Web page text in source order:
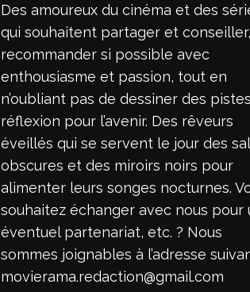
Des amoureux du cinéma et des
qui souhaitent partager et conseiller,
recommander si possible avec
enthousiasme et passion, tout en
n’oubliant pas de dessiner des
réflexion pour l’avenir. Des rêveurs
éveillés qui se servent le jour des
obscures et des miroirs noirs pour
alimenter leurs songes nocturnes.
souhaitez échanger avec nous pour
éventuel partenariat, etc. ? Nous
sommes joignables à l’adresse
movierama.redaction@gmail.com